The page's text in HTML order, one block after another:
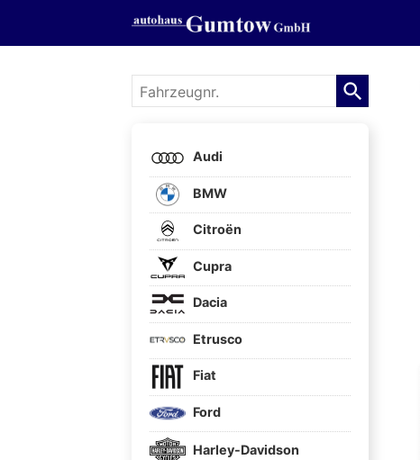
Fahrzeugnr.
Audi
BMW
Citroën
Cupra
Dacia
Etrusco
Fiat
Ford
Harley-Davidson